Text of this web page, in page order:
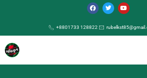
+8801733 128822